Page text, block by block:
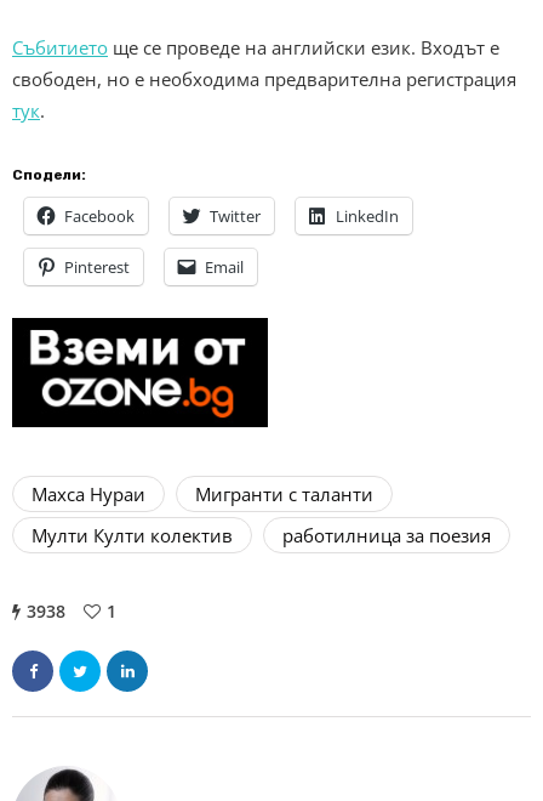
Събитието ще се проведе на английски език. Входът е
свободен, но е необходима предварителна регистрация
тук.
Сподели:
Facebook Twitter LinkedIn
Pinterest Email
Махса Нураи
Мигранти с таланти
Мулти Култи колектив
работилница за поезия
3938 1